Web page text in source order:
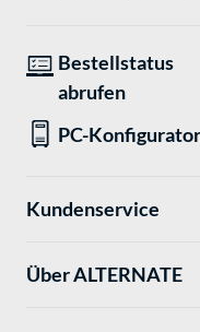
Bestellstatus
abrufen
PC-Konfigurator
Kundenservice
Über ALTERNATE